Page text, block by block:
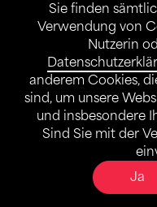
Sie finden
Verwendung von
Nutzerin
anderem Cookies,
sind, um unsere
und insbesondere
Sind Sie mit der
Ja